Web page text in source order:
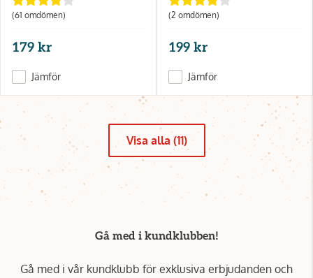
(61 omdömen)
179 kr
Jämför
(2 omdömen)
199 kr
Jämför
Visa alla (11)
Gå med i kundklubben!
Gå med i vår kundklubb för exklusiva erbjudanden och